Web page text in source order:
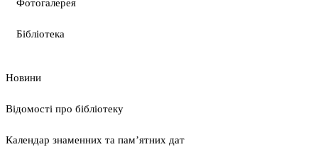
Фотогалерея
Бібліотека
Новини
Відомості про бібліотеку
Календар знаменних та пам’ятних дат